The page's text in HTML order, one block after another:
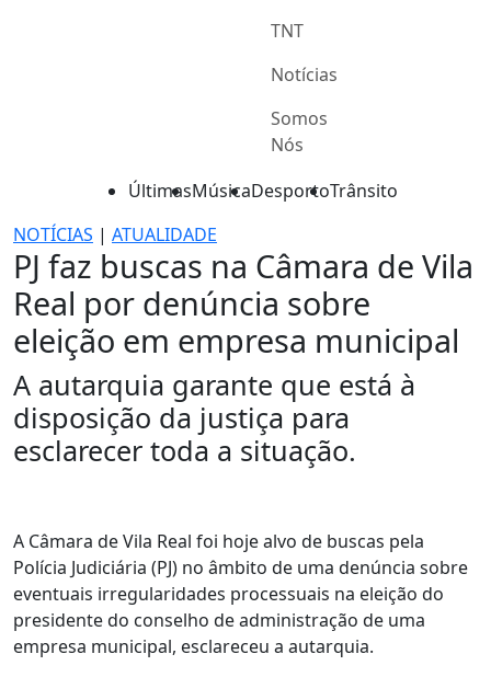
TNT
Notícias
Somos
Nós
ÚltimasMúsicaDesportoTrânsito
NOTÍCIAS | ATUALIDADE
PJ faz buscas na Câmara de Vila
Real por denúncia sobre
eleição em empresa municipal
A autarquia garante que está à
disposição da justiça para
esclarecer toda a situação.
A Câmara de Vila Real foi hoje alvo de buscas pela
Polícia Judiciária (PJ) no âmbito de uma denúncia sobre
eventuais irregularidades processuais na eleição do
presidente do conselho de administração de uma
empresa municipal, esclareceu a autarquia.